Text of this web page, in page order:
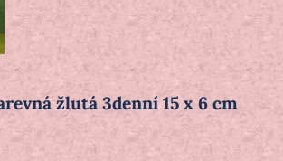
žlutá 3denní 15 x 6 cm